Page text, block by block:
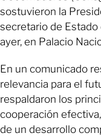
sostuvieron la
secretario de Estado
ayer, en Palacio
En un comunicado
relevancia para el
respaldaron los
cooperación
de un desarrollo